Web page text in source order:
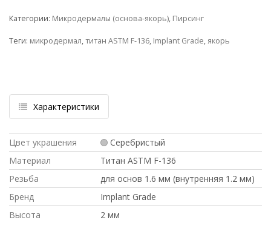
Категории: Микродермалы (основа-якорь), Пирсинг
Теги: микродермал,титан ASTM F-136, Implant Grade,якорь
Характеристики
Цвет украшения
Серебристый
Материал
Титан ASTM F-136
Резьба
для основ 1.6 мм (внутренняя 1.2 мм)
Бренд
Implant Grade
Высота
2 мм